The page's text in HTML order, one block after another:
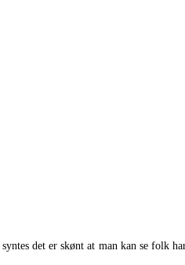
det er skønt at man kan se folk